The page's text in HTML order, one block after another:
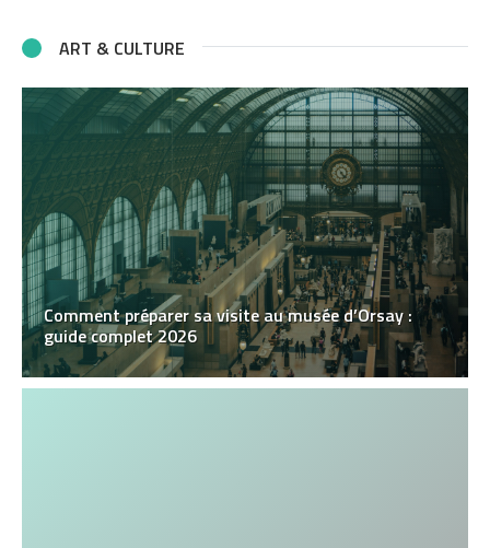
ART & CULTURE
Comment préparer sa visite au musée d’Orsay :
guide complet 2026